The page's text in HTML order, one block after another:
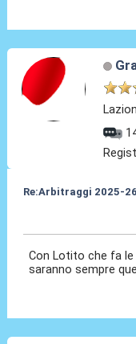
Re:Arbitraggi 2025-26
Con Lotito che fa
saranno sempre